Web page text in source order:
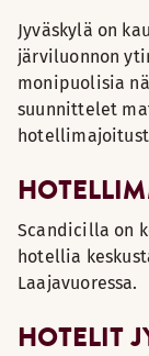
Jyväskylä on
järviluonnon
monipuolisia
suunnittelet
Scandicilla on
hotellia
Laajavuoressa.
HOTELIT